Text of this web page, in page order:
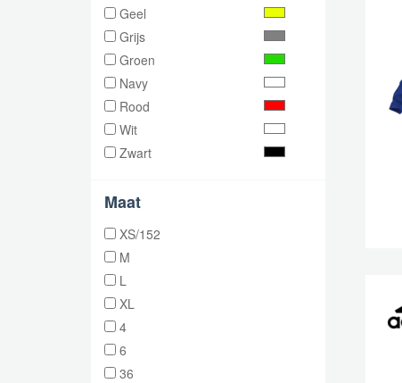
Geel
Grijs
Groen
Navy
Rood
Wit
Zwart
Maat
XS/152
M
L
XL
4
6
36